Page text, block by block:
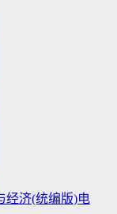
经济(统编版)电